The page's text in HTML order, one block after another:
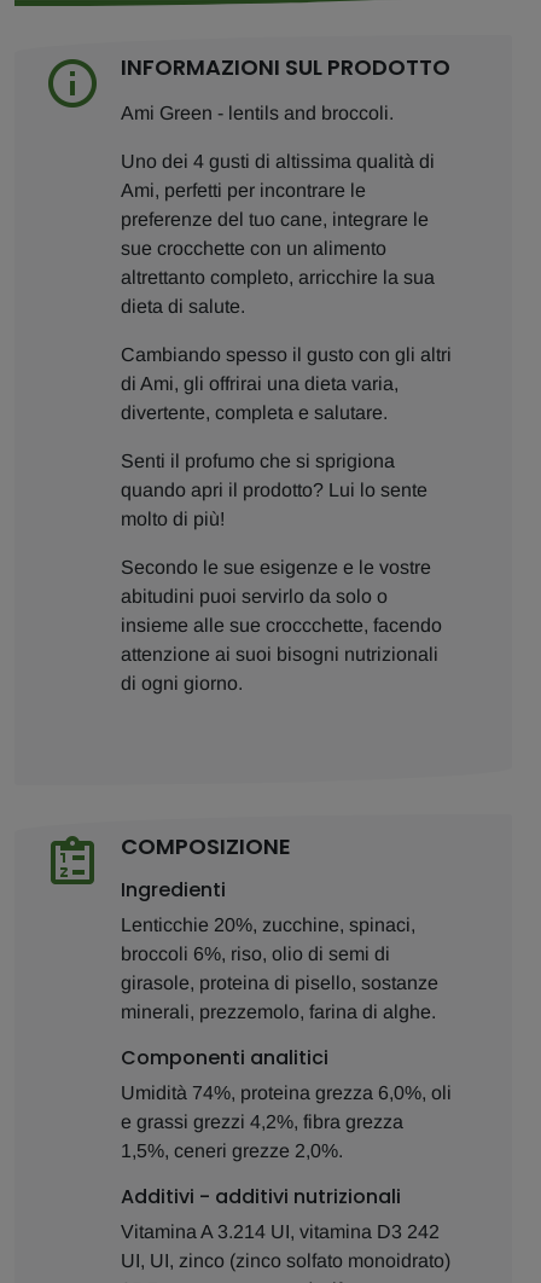
INFORMAZIONI SUL PRODOTTO
Ami Green - lentils and broccoli.
Uno dei 4 gusti di altissima qualità di
Ami, perfetti per incontrare le
preferenze del tuo cane, integrare le
sue crocchette con un alimento
altrettanto completo, arricchire la sua
dieta di salute.
Cambiando spesso il gusto con gli altri
di Ami, gli offrirai una dieta varia,
divertente, completa e salutare.
Senti il profumo che si sprigiona
quando apri il prodotto? Lui lo sente
molto di più!
Secondo le sue esigenze e le vostre
abitudini puoi servirlo da solo o
insieme alle sue croccchette, facendo
attenzione ai suoi bisogni nutrizionali
di ogni giorno.
COMPOSIZIONE
Ingredienti
Lenticchie 20%, zucchine, spinaci,
broccoli 6%, riso, olio di semi di
girasole, proteina di pisello, sostanze
minerali, prezzemolo, farina di alghe.
Componenti analitici
Umidità 74%, proteina grezza 6,0%, oli
e grassi grezzi 4,2%, fibra grezza
1,5%, ceneri grezze 2,0%.
Additivi - additivi nutrizionali
Vitamina A 3.214 UI, vitamina D3 242
UI, UI, zinco (zinco solfato monoidrato)